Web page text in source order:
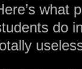
what
do